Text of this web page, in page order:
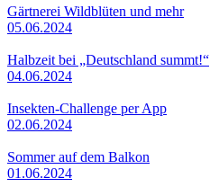
Gärtnerei Wildblüten und mehr
05.06.2024
Halbzeit bei „Deutschland summt!“
04.06.2024
Insekten-Challenge per App
02.06.2024
Sommer auf dem Balkon
01.06.2024